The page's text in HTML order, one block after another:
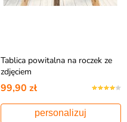
Tablica powitalna na roczek ze
zdjęciem
99,90 zł
personalizuj